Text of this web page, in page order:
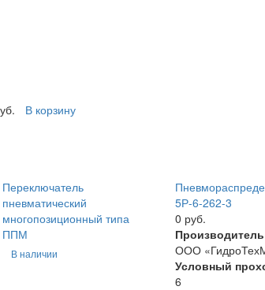
В корзину
Переключатель
пневматический
многопозиционный типа
ППМ
В наличии
5Р-6-262-3
0 руб.
Производитель
ООО
Условный
6